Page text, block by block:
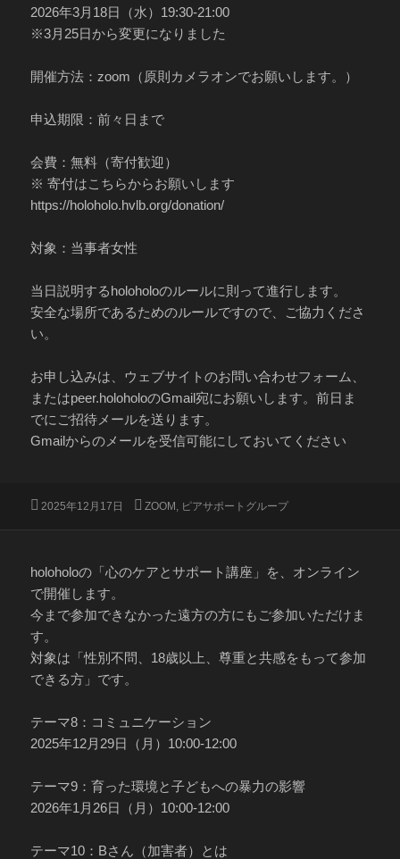
2026年3月18日（水）19:30-21:00
※3月25日から変更になりました
開催方法：zoom（原則カメラオンでお願いします。）
申込期限：前々日まで
会費：無料（寄付歓迎）
※ 寄付はこちらからお願いします
https://holoholo.hvlb.org/donation/
対象：当事者女性
当日説明するholoholoのルールに則って進行します。
安全な場所であるためのルールですので、ご協力くださ
い。
お申し込みは、ウェブサイトのお問い合わせフォーム、
またはpeer.holoholoのGmail宛にお願いします。前日ま
でにご招待メールを送ります。
Gmailからのメールを受信可能にしておいてください
投
2025年12月17日
カ
ー
ZOOM , ピアサポートグループ
holoholoの「心のケアとサポート講座」を、オンライン
で開催します。
今まで参加できなかった遠方の方にもご参加いただけま
す。
対象は「性別不問、18歳以上、尊重と共感をもって参加
できる方」です。
テーマ8：コミュニケーション
2025年12月29日（月）10:00-12:00
テーマ9：育った環境と子どもへの暴力の影響
2026年1月26日（月）10:00-12:00
テーマ10：Bさん（加害者）とは